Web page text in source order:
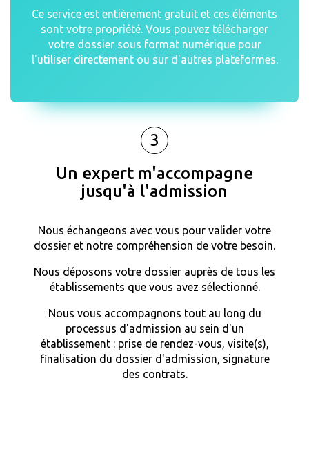
Ce service est entièrement gratuit et ces éléments
sont votre propriété. Vous pouvez télécharger
votre dossier sous format numérique pour
l'utiliser directement ou sur d'autres plateformes.
3
Un expert m'accompagne
jusqu'à l'admission
Nous échangeons avec vous pour valider votre
dossier et notre compréhension de votre besoin.
Nous déposons votre dossier auprès de tous les
établissements que vous avez sélectionné.
Nous vous accompagnons tout au long du
processus d'admission au sein d'un
établissement : prise de rendez-vous, visite(s),
finalisation du dossier d'admission, signature
des contrats.